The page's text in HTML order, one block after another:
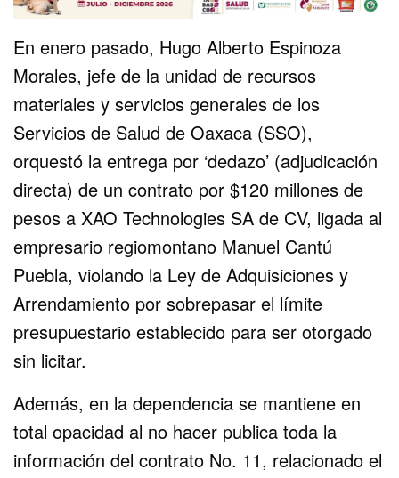
En enero pasado, Hugo Alberto Espinoza
Morales, jefe de la unidad de recursos
materiales y servicios generales de los
Servicios de Salud de Oaxaca (SSO),
orquestó la entrega por ‘dedazo’ (adjudicación
directa) de un contrato por $120 millones de
pesos a XAO Technologies SA de CV, ligada al
empresario regiomontano Manuel Cantú
Puebla, violando la Ley de Adquisiciones y
Arrendamiento por sobrepasar el límite
presupuestario establecido para ser otorgado
sin licitar.
Además, en la dependencia se mantiene en
total opacidad al no hacer publica toda la
información del contrato No. 11, relacionado el